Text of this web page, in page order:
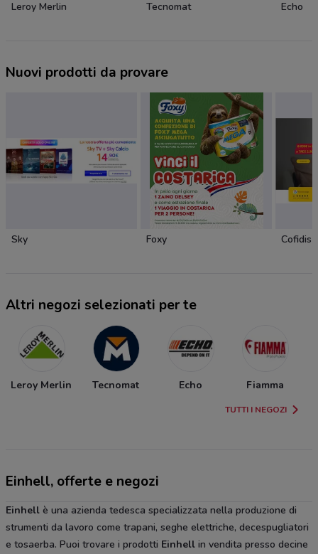
Leroy Merlin Tecnomat Echo
Nuovi prodotti da provare
Sky Foxy Cofidis
Altri negozi selezionati per te
Leroy Merlin Tecnomat Echo Fiamma
TUTTI I NEGOZI
Einhell, offerte e negozi
Einhell è una azienda tedesca specializzata nella produzione di
strumenti da lavoro come trapani, seghe elettriche, decespugliatori
e tosaerba. Puoi trovare i prodotti Einhell in vendita presso decine